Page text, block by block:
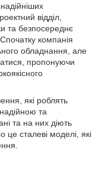
відділ,
та безпосереднє
компанія
обладнання, але
пропонуючи
які роблять
та
та на них діють
це сталеві моделі, які